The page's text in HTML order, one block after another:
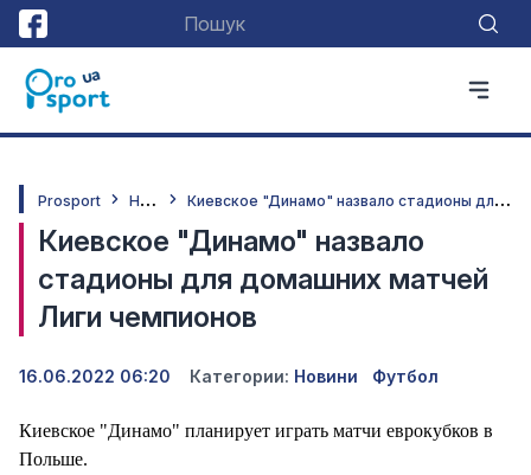
Prosport Н
овини К
иевское "Динамо" назвало стадионы для домашних матчей Лиги чемпионов
Киевское "Динамо" назвало
стадионы для домашних матчей
Лиги чемпионов
16.06.2022 06:20 Категории: Новини Футбол
Киевское "Динамо" планирует играть матчи еврокубков в
Польше.